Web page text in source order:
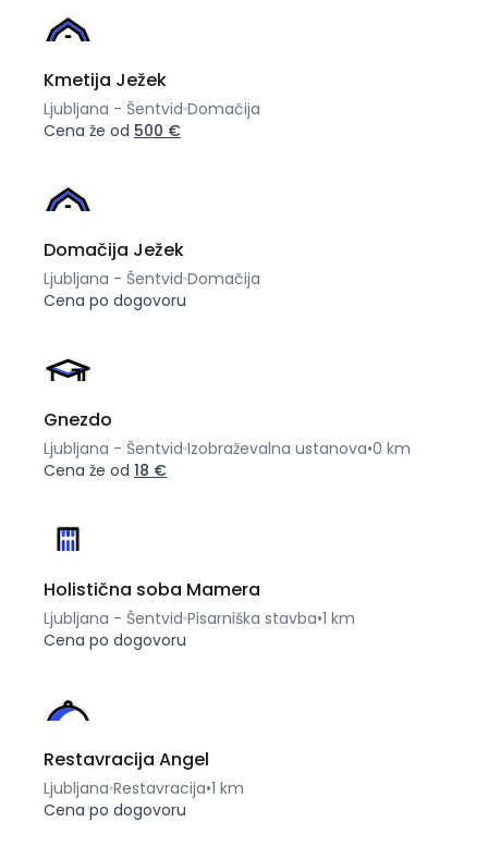
Kmetija Ježek
Ljubljana - Šentvid Domačija
Cena že od 500 €
Domačija Ježek
Ljubljana - Šentvid Domačija
Cena po dogovoru
Gnezdo
Ljubljana - Šentvid Izobraževalna ustanova•0 km
Cena že od 18 €
Holistična soba Mamera
Ljubljana - Šentvid Pisarniška stavba•1 km
Cena po dogovoru
Restavracija Angel
Ljubljana Restavracija•1 km
Cena po dogovoru